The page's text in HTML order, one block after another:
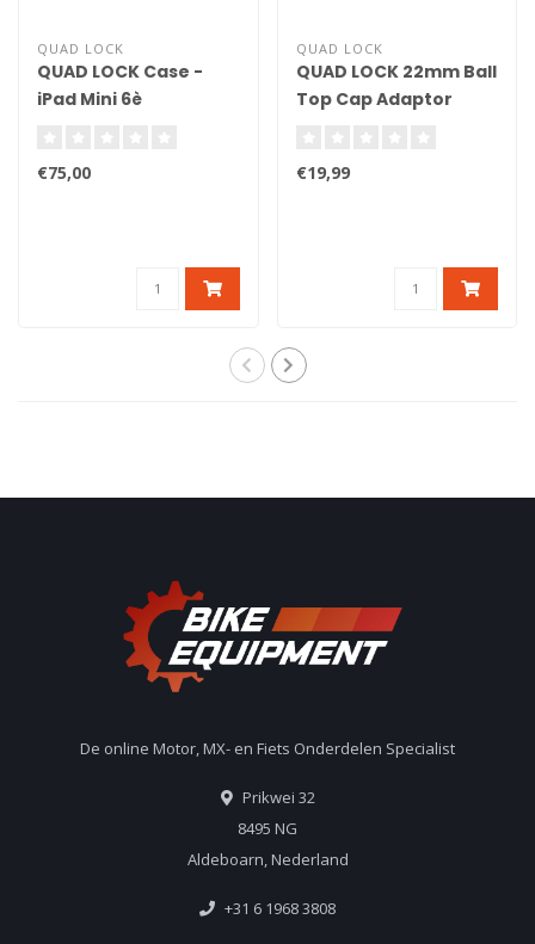
QUAD LOCK
QUAD LOCK Case -
iPad Mini 6è
€75,00
QUAD LOCK
QUAD LOCK 22mm Ball
Top Cap Adaptor
€19,99
De online Motor, MX- en Fiets Onderdelen Specialist
Prikwei 32
8495 NG
Aldeboarn, Nederland
+31 6 1968 3808